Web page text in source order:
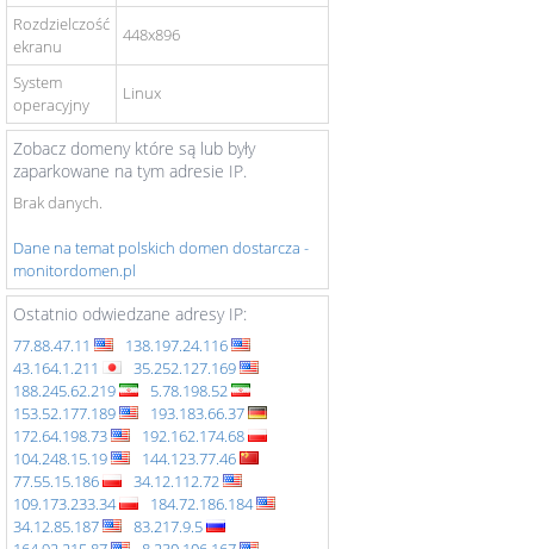
Rozdzielczość
ekranu
448x896
System
operacyjny
Linux
Zobacz domeny które są lub były
zaparkowane na tym adresie IP.
Brak danych.
Dane na temat polskich domen dostarcza -
monitordomen.pl
Ostatnio odwiedzane adresy IP:
77.88.47.11
138.197.24.116
43.164.1.211
35.252.127.169
188.245.62.219
5.78.198.52
153.52.177.189
193.183.66.37
172.64.198.73
192.162.174.68
104.248.15.19
144.123.77.46
77.55.15.186
34.12.112.72
109.173.233.34
184.72.186.184
34.12.85.187
83.217.9.5